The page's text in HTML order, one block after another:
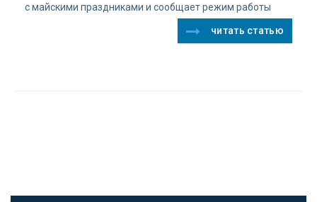
с майскими праздниками и сообщает режим работы
читать статью